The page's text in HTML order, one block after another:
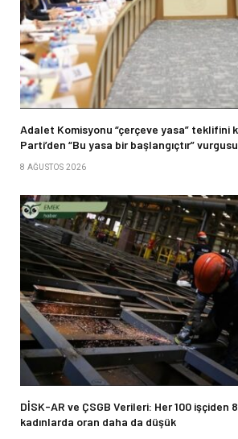
Adalet Komisyonu “çerçeve yasa” teklifini
Parti’den “Bu yasa bir başlangıçtır” vurgusu
8 AĞUSTOS 2026
DİSK-AR ve ÇSGB Verileri: Her 100 işçiden
kadınlarda oran daha da düşük